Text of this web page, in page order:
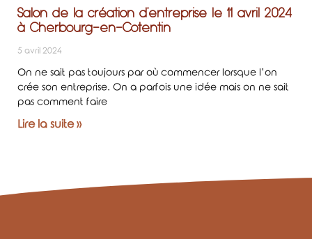
Salon de la création d’entreprise le 11 avril 2024
à Cherbourg-en-Cotentin
5 avril 2024
On ne sait pas toujours par où commencer lorsque l’on
crée son entreprise. On a parfois une idée mais on ne sait
pas comment faire
Lire la suite »